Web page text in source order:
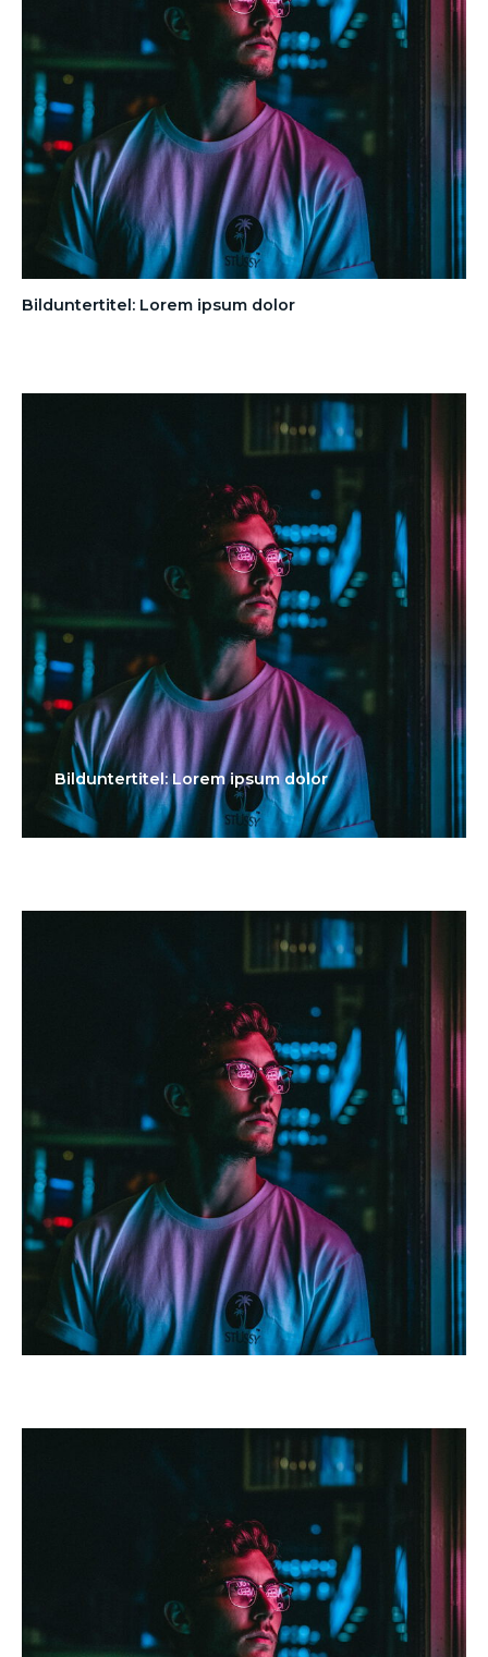
Bilduntertitel: Lorem ipsum dolor
Bilduntertitel: Lorem ipsum dolor